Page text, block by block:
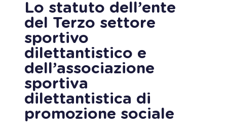
Lo statuto dell’ente
del Terzo settore
sportivo
dilettantistico e
dell’associazione
sportiva
dilettantistica di
promozione sociale